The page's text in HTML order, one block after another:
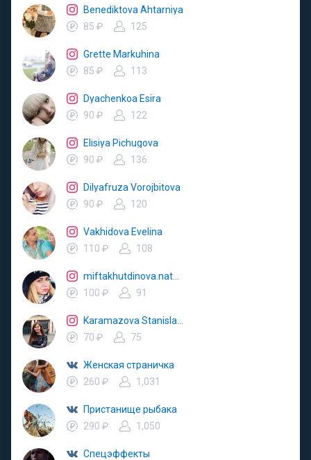
Benediktova Ahtarniya
85 ₽
125
Grette Markuhina
85 ₽
113
Dyachenkoa Esira
90 ₽
122
Elisiya Pichugova
90 ₽
136
Dilyafruza Vorojbitova
90 ₽
120
Vakhidova Evelina
110 ₽
108
100 ₽
91
70 ₽
75
Женская страничка
260 ₽
1,031
Пристанище рыбака
290 ₽
1,050
Спецэффекты